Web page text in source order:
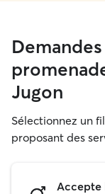
Jugon
Sélectionnez un
proposant des
Accepte